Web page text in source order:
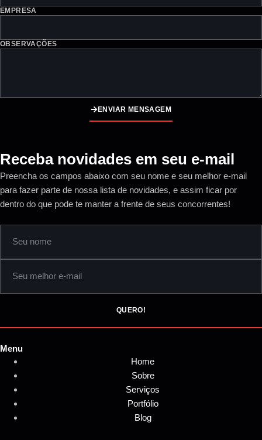
EMPRESA
OBSERVAÇÕES
ENVIAR MENSAGEM
Receba novidades em seu e-mail
Preencha os campos abaixo com seu nome e seu melhor e-mail
para fazer parte de nossa lista de novidades, e assim ficar por
dentro do que pode te manter a frente de seus concorrentes!
QUERO!
Menu
Home
Sobre
Serviços
Portfólio
Blog